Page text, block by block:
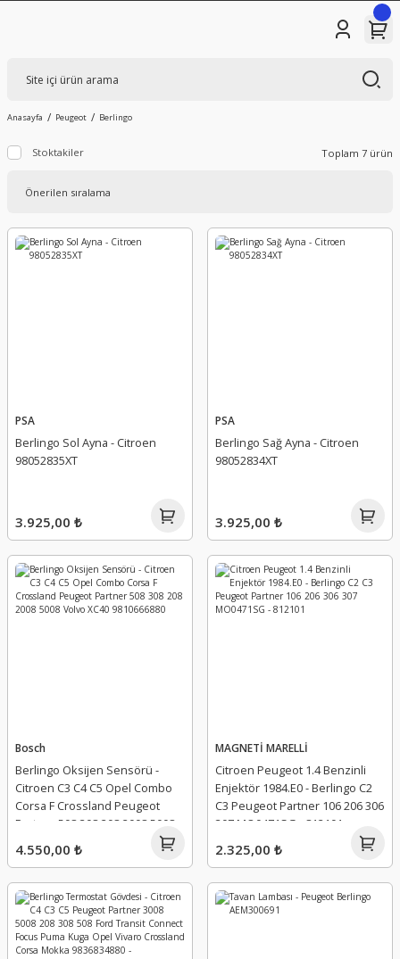
Anasayfa Peugeot Berlingo
Stoktakiler Toplam 7 ürün
PSA
Berlingo Sol Ayna - Citroen
98052835XT
3.925,00 ₺
PSA
Berlingo Sağ Ayna - Citroen
98052834XT
3.925,00 ₺
Bosch
Berlingo Oksijen Sensörü -
Citroen C3 C4 C5 Opel Combo
Corsa F Crossland Peugeot
Partner 508 308 208 2008 5008
Volvo XC40 9810666880
4.550,00 ₺
MAGNETİ MARELLİ
Citroen Peugeot 1.4 Benzinli
Enjektör 1984.E0 - Berlingo C2
C3 Peugeot Partner 106 206 306
307 MO0471SG - 812101
2.325,00 ₺